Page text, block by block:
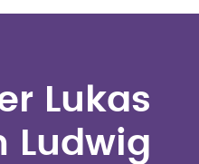
Lukas
Ludwig